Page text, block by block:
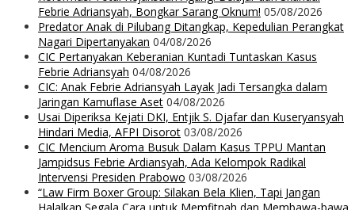
Febrie Adriansyah, Bongkar Sarang Oknum! 05/08/2026
Predator Anak di Pilubang Ditangkap, Kepedulian Perangkat
Nagari Dipertanyakan 04/08/2026
CIC Pertanyakan Keberanian Kuntadi Tuntaskan Kasus
Febrie Adriansyah 04/08/2026
CIC: Anak Febrie Adriansyah Layak Jadi Tersangka dalam
Jaringan Kamuflase Aset 04/08/2026
Usai Diperiksa Kejati DKI, Entjik S. Djafar dan Kuseryansyah
Hindari Media, AFPI Disorot 03/08/2026
CIC Mencium Aroma Busuk Dalam Kasus TPPU Mantan
Jampidsus Febrie Ardiansyah, Ada Kelompok Radikal
Intervensi Presiden Prabowo 03/08/2026
“Law Firm Boxer Group: Silakan Bela Klien, Tapi Jangan